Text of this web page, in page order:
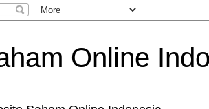
Online